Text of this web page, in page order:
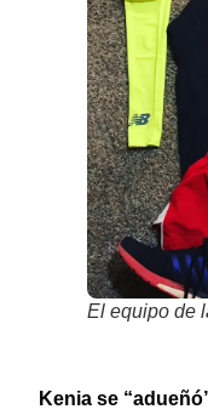
El equipo de
Kenia se